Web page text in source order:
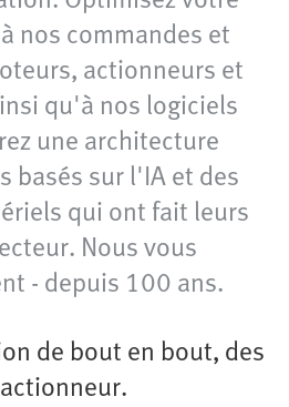
nos commandes et
actionneurs et
qu'à nos logiciels
une architecture
basés sur l'IA et des
qui ont fait leurs
Nous vous
- depuis 100 ans.
de bout en bout, des